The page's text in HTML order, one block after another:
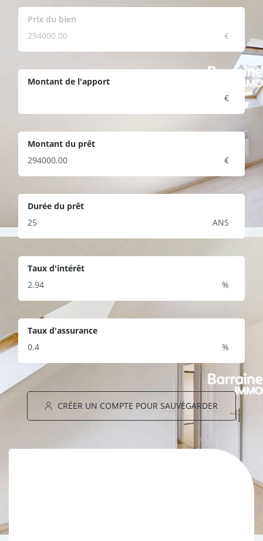
Prix du bien
€
Montant de l'apport
€
Montant du prêt
€
Durée du prêt
ANS
Taux d'intérêt
%
Taux d'assurance
%
CRÉER UN COMPTE POUR SAUVEGARDER